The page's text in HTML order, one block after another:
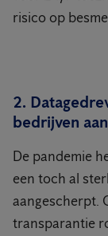
risico op
2.
bedrijven
De pandemie
een toch al
aangescherpt.
transparantie